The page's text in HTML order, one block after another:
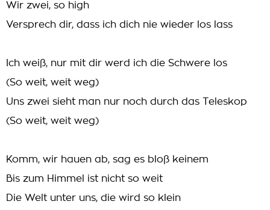
Wir zwei, so high
Versprech dir, dass ich dich nie wieder los lass
Ich weiß, nur mit dir werd ich die Schwere los
(So weit, weit weg)
Uns zwei sieht man nur noch durch das Teleskop
(So weit, weit weg)
Komm, wir hauen ab, sag es bloß keinem
Bis zum Himmel ist nicht so weit
Die Welt unter uns, die wird so klein